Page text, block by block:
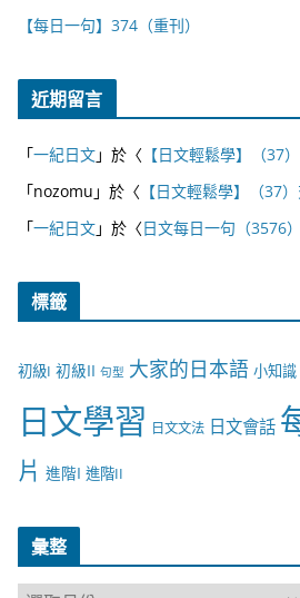
【每日一句】374（重刊）
近期留言
「一紀日文」於〈 【日文輕鬆學】（37
「nozomu 」於〈 【日文輕鬆學】（37
「一紀日文」於〈日文每日一句（3576）
標籤
初級I 初級II 句型 大家的日本語 小知識
日文學習 日文文法 日文會話
片 進階I 進階II
彙整